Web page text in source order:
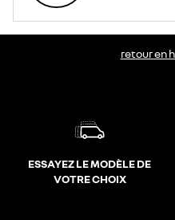
retour en
ESSAYEZ LE MODÈLE DE
VOTRE CHOIX